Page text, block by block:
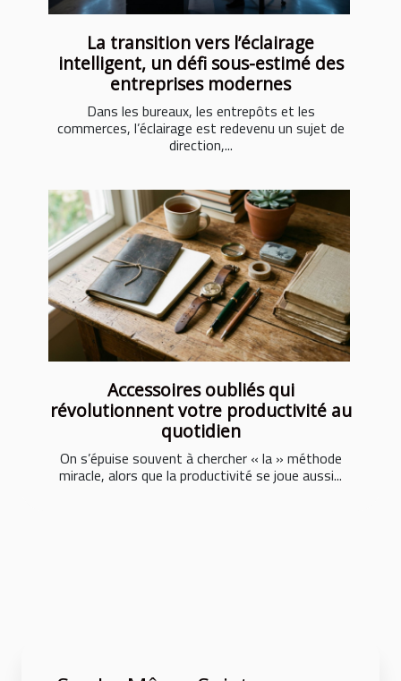
La transition vers l’éclairage
intelligent, un défi sous-estimé des
entreprises modernes
Dans les bureaux, les entrepôts et les
commerces, l’éclairage est redevenu un sujet de
direction,...
Accessoires oubliés qui
révolutionnent votre productivité au
quotidien
On s’épuise souvent à chercher « la » méthode
miracle, alors que la productivité se joue aussi...